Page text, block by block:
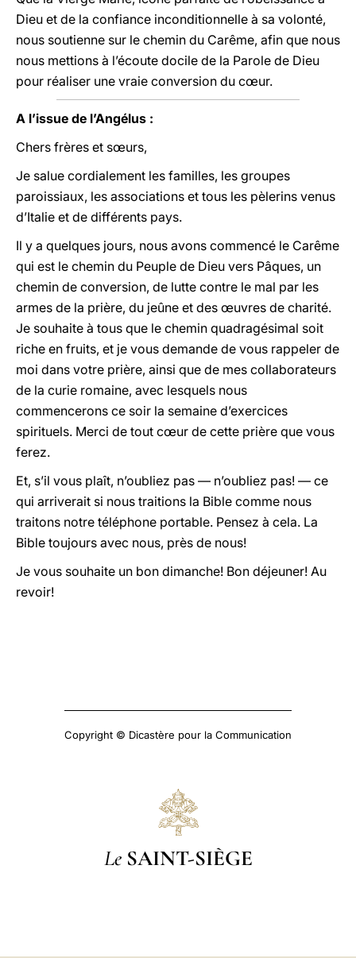
Dieu et de la confiance inconditionnelle à sa volonté,
nous soutienne sur le chemin du Carême, afin que nous
nous mettions à l’écoute docile de la Parole de Dieu
pour réaliser une vraie conversion du cœur.
A l’issue de l’Angélus :
Chers frères et sœurs,
Je salue cordialement les familles, les groupes
paroissiaux, les associations et tous les pèlerins venus
d’Italie et de différents pays.
Il y a quelques jours, nous avons commencé le Carême
qui est le chemin du Peuple de Dieu vers Pâques, un
chemin de conversion, de lutte contre le mal par les
armes de la prière, du jeûne et des œuvres de charité.
Je souhaite à tous que le chemin quadragésimal soit
riche en fruits, et je vous demande de vous rappeler de
moi dans votre prière, ainsi que de mes collaborateurs
de la curie romaine, avec lesquels nous
commencerons ce soir la semaine d’exercices
spirituels. Merci de tout cœur de cette prière que vous
ferez.
Et, s’il vous plaît, n’oubliez pas — n’oubliez pas! — ce
qui arriverait si nous traitions la Bible comme nous
traitons notre téléphone portable. Pensez à cela. La
Bible toujours avec nous, près de nous!
Je vous souhaite un bon dimanche! Bon déjeuner! Au
revoir!
Copyright © Dicastère pour la Communication
Le SAINT-SIÈGE